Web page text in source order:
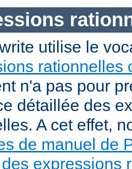
utilise le
rationnelles
n'a pas pour
détaillée des
A cet effet,
de manuel de
expressions